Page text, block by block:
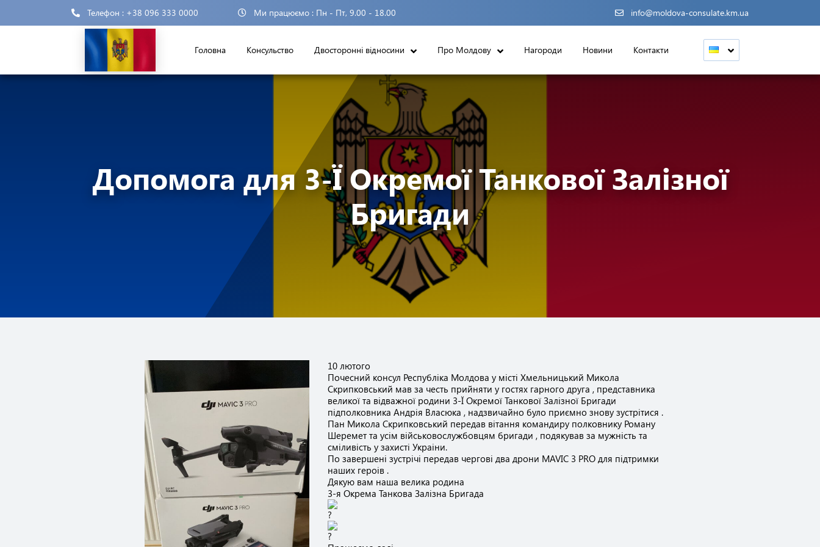
Телефон : +38 096 333 0000 Ми працюємо : Пн - Пт, 9.00 - 18.00 info@moldova-consulate.km.ua
Головна Консульство Двосторонні відносини Про Молдову Нагороди Новини Контакти
Допомога для 3-Ї Окремої Танкової Залізної
Бригади
10 лютого
Почесний консул Республіка Молдова у місті Хмельницький Микола
Скрипковський мав за честь прийняти у гостях гарного друга , представника
великої та відважної родини 3-Ї Окремої Танкової Залізної Бригади
підполковника Андрія Власюка , надзвичайно було приємно знову зустрітися .
Пан Микола Скрипковський передав вітання командиру полковнику Роману
Шеремет та усім військовослужбовцям бригади , подякував за мужність та
сміливість у захисті Украіни.
По завершені зустрічі передав чергові два дрони MAVIC 3 PRO для підтримки
наших героів .
Дякую вам наша велика родина
3-я Окрема Танкова Залізна Бригада